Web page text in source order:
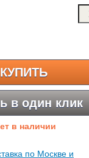
КУПИТЬ
в один клик
в наличии
по Москве и